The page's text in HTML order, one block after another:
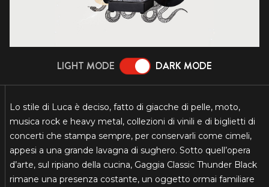
LIGHT MODE DARK MODE
Lo stile di Luca è deciso, fatto di giacche di pelle, moto,
musica rock e heavy metal, collezioni di vinili e di biglietti di
concerti che stampa sempre, per conservarli come cimeli,
appesi a una grande lavagna di sughero. Sotto quell’opera
d’arte, sul ripiano della cucina, Gaggia Classic Thunder Black
rimane una presenza costante, un oggetto ormai familiare